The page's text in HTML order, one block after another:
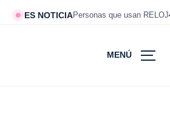
ES NOTICIAPersonas que usan RELOJ
MENÚ